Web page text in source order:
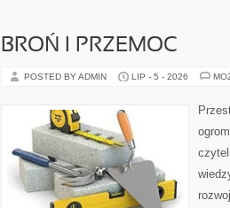
BROŃ I PRZEMOC
POSTED BY ADMIN LIP - 5 - 2026